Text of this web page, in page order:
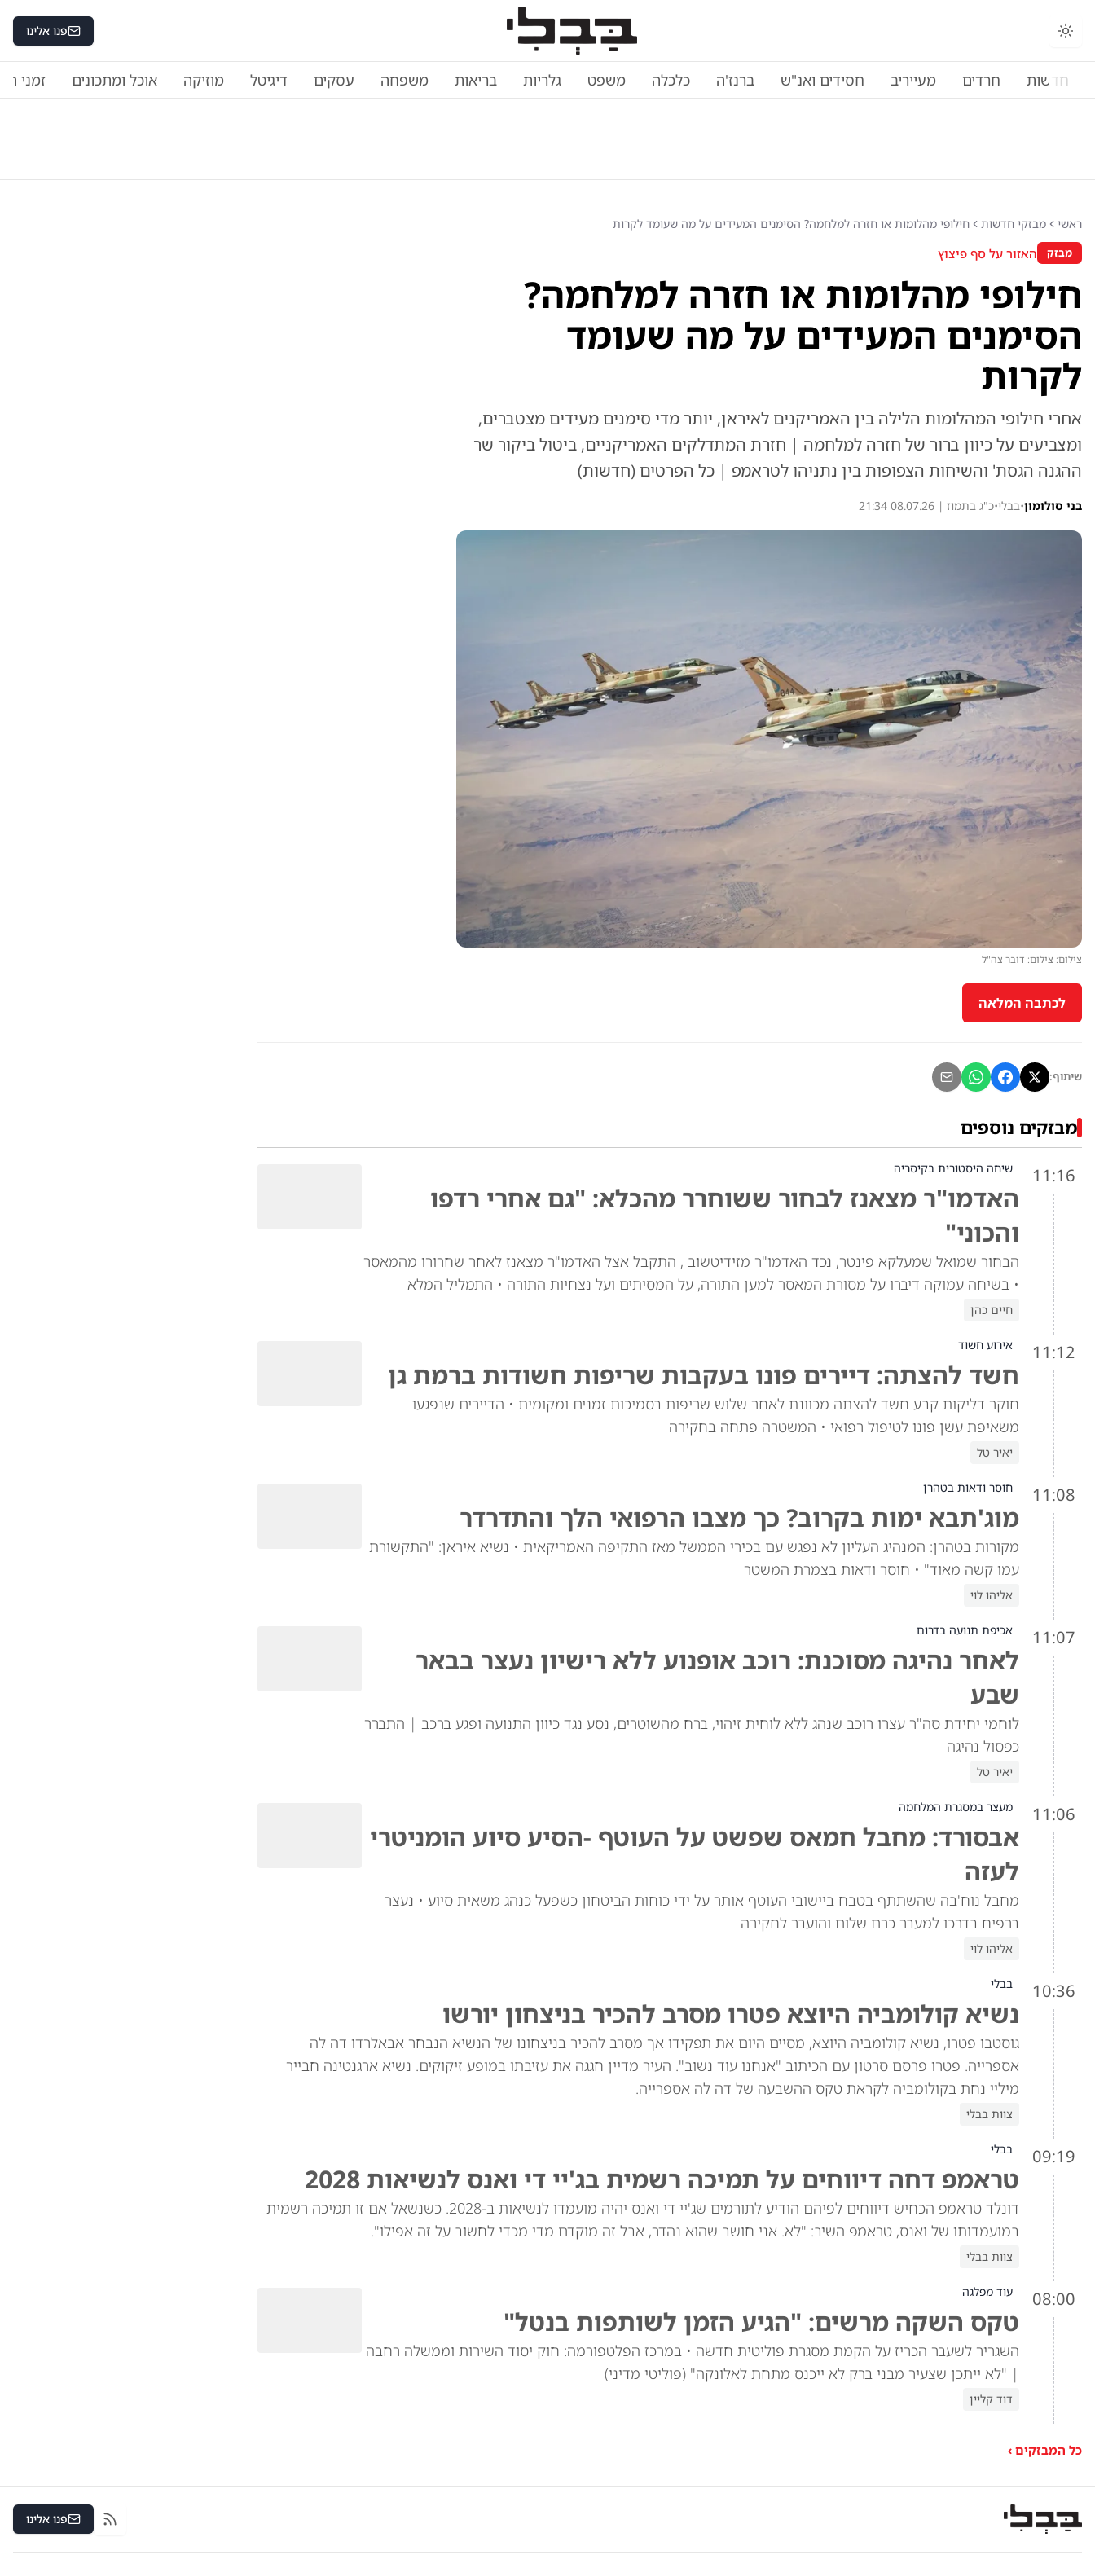
פנו אלינו
חדשות חרדים מעייריב חסידים ואנ"ש ברנז'ה כלכלה משפט גלריות בריאות משפחה עסקים דיגיטל מוזיקה אוכל ומתכונים זמני
ראשי מבזקי חדשות חילופי מהלומות או חזרה למלחמה? הסימנים המעידים על מה שעומד לקרות
מבזק האזור על סף פיצוץ
חילופי מהלומות או חזרה למלחמה?
הסימנים המעידים על מה שעומד
לקרות
אחרי חילופי המהלומות הלילה בין האמריקנים לאיראן, יותר מדי סימנים מעידים מצטברים,
ומצביעים על כיוון ברור של חזרה למלחמה | חזרת המתדלקים האמריקניים, ביטול ביקור שר
ההגנה הגסת' והשיחות הצפופות בין נתניהו לטראמפ | כל הפרטים (חדשות)
בני סולומון•בבלי•כ"ג בתמוז | 08.07.26 21:34
צילום: צילום: דובר צה"ל
לכתבה המלאה
שיתוף:
מבזקים נוספים
11:16 שיחה היסטורית בקיסריה
האדמו"ר מצאנז לבחור ששוחרר מהכלא: "גם אחרי רדפו
והכוני"
הבחור שמואל שמעלקא פינטר, נכד האדמו"ר מזידיטשוב , התקבל אצל האדמו"ר מצאנז לאחר שחרורו מהמאסר
• בשיחה עמוקה דיברו על מסורת המאסר למען התורה, על המסיתים ועל נצחיות התורה • התמליל המלא
חיים כהן
11:12 אירוע חשוד
חשד להצתה: דיירים פונו בעקבות שריפות חשודות ברמת גן
חוקר דליקות קבע חשד להצתה מכוונת לאחר שלוש שריפות בסמיכות זמנים ומקומית • הדיירים שנפגעו
משאיפת עשן פונו לטיפול רפואי • המשטרה פתחה בחקירה
יאיר טל
11:08 חוסר ודאות בטהרן
מוג'תבא ימות בקרוב? כך מצבו הרפואי הלך והתדרדר
מקורות בטהרן: המנהיג העליון לא נפגש עם בכירי הממשל מאז התקיפה האמריקאית • נשיא איראן: "התקשורת
עמו קשה מאוד" • חוסר ודאות בצמרת המשטר
אליהו לוי
11:07 אכיפת תנועה בדרום
לאחר נהיגה מסוכנת: רוכב אופנוע ללא רישיון נעצר בבאר
שבע
לוחמי יחידת סה"ר עצרו רוכב שנהג ללא לוחית זיהוי, ברח מהשוטרים, נסע נגד כיוון התנועה ופגע ברכב | התברר
כפסול נהיגה
יאיר טל
11:06 מעצר במסגרת המלחמה
אבסורד: מחבל חמאס שפשט על העוטף -הסיע סיוע הומניטרי
לעזה
מחבל נוח'בה שהשתתף בטבח ביישובי העוטף אותר על ידי כוחות הביטחון כשפעל כנהג משאית סיוע • נעצר
ברפיח בדרכו למעבר כרם שלום והועבר לחקירה
אליהו לוי
10:36 בבלי
נשיא קולומביה היוצא פטרו מסרב להכיר בניצחון יורשו
גוסטבו פטרו, נשיא קולומביה היוצא, מסיים היום את תפקידו אך מסרב להכיר בניצחונו של הנשיא הנבחר אבאלרדו דה לה
אספרייה. פטרו פרסם סרטון עם הכיתוב "אנחנו עוד נשוב". העיר מדיין חגגה את עזיבתו במופע זיקוקים. נשיא ארגנטינה חבייר
מיליי נחת בקולומביה לקראת טקס ההשבעה של דה לה אספרייה.
צוות בבלי
09:19 בבלי
טראמפ דחה דיווחים על תמיכה רשמית בג'יי די ואנס לנשיאות 2028
דונלד טראמפ הכחיש דיווחים לפיהם הודיע לתורמים שג'יי די ואנס יהיה מועמדו לנשיאות ב-2028. כשנשאל אם זו תמיכה רשמית
במועמדותו של ואנס, טראמפ השיב: "לא. אני חושב שהוא נהדר, אבל זה מוקדם מדי מכדי לחשוב על זה אפילו".
צוות בבלי
08:00 עוד מפלגה
טקס השקה מרשים: "הגיע הזמן לשותפות בנטל"
השגריר לשעבר הכריז על הקמת מסגרת פוליטית חדשה • במרכז הפלטפורמה: חוק יסוד השירות וממשלה רחבה
| "לא ייתכן שצעיר מבני ברק לא ייכנס מתחת לאלונקה" (פוליטי מדיני)
דוד קליין
כל המבזקים ›
RSS פנו אלינו